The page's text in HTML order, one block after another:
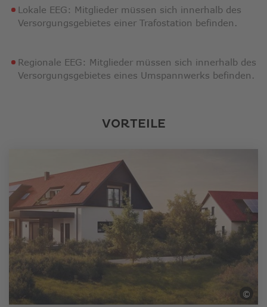
Lokale EEG: Mitglieder müssen sich innerhalb des
Versorgungsgebietes einer Trafostation befinden.
Regionale EEG: Mitglieder müssen sich innerhalb des
Versorgungsgebietes eines Umspannwerks befinden.
VORTEILE
©